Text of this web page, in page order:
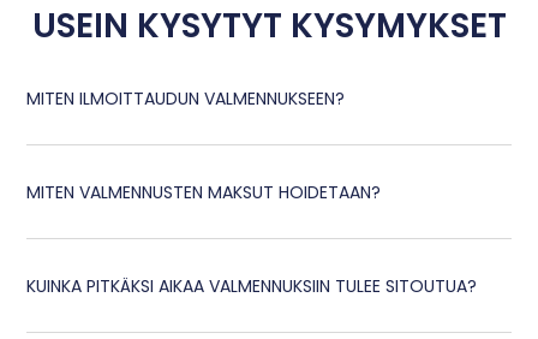
USEIN KYSYTYT KYSYMYKSET
MITEN ILMOITTAUDUN VALMENNUKSEEN?
MITEN VALMENNUSTEN MAKSUT HOIDETAAN?
KUINKA PITKÄKSI AIKAA VALMENNUKSIIN TULEE SITOUTUA?